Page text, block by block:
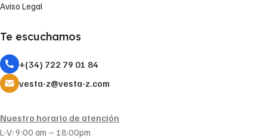
Aviso Legal
Te escuchamos
+(34) 722 79 01 84
vesta-z@vesta-z.com
Nuestro horario de atención
L-V: 9:00 am – 18:00pm